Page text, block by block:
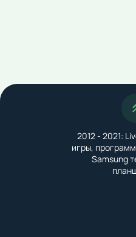
2012 - 2021:
игры,
Samsung